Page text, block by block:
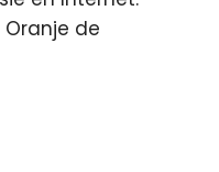
de